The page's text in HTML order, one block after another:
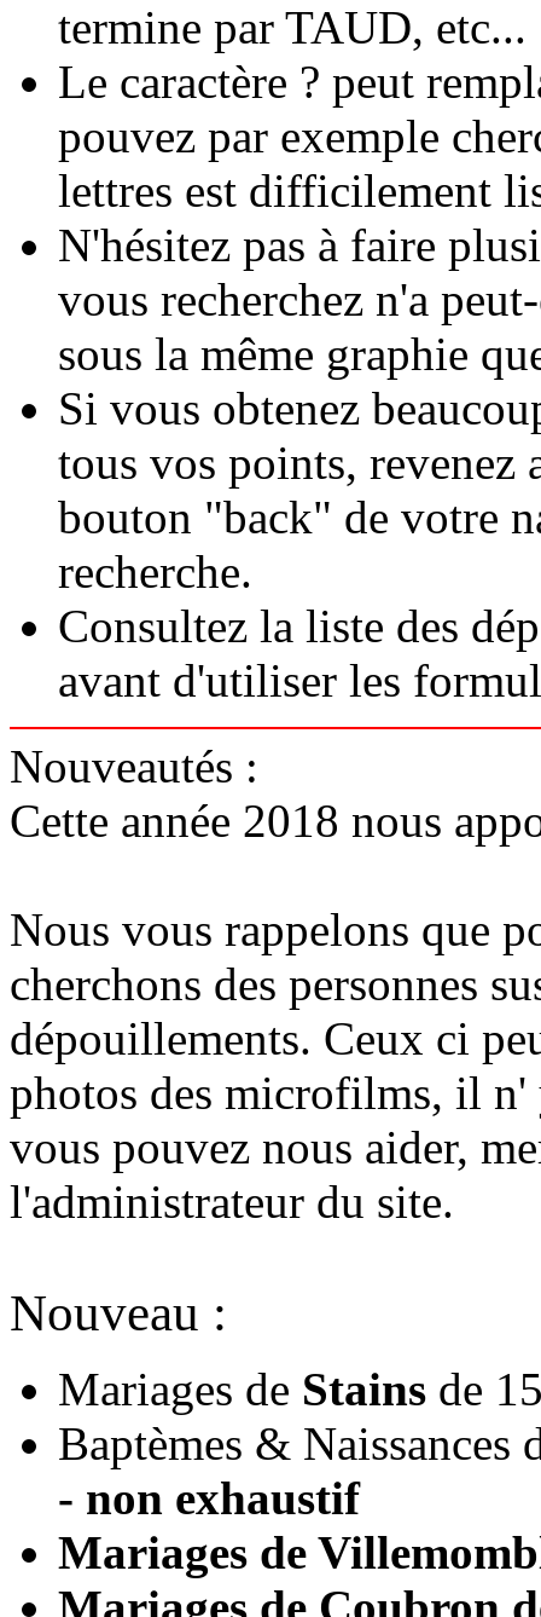
termine par TAUD, etc...
Le caractère ? peut
pouvez par exemple
lettres est difficilement
N'hésitez pas à faire
vous recherchez n'a
sous la même graphie
Si vous obtenez
tous vos points,
bouton "back" de votre
recherche.
Consultez la liste des
avant d'utiliser les
Nouveautés :
Cette année 2018 nous
Nous vous rappelons que
cherchons des personnes
dépouillements. Ceux ci
photos des microfilms, il n'
vous pouvez nous aider,
l'administrateur du site.
Nouveau :
Mariages de Stains de
Baptèmes & Naissances
- non exhaustif
Mariages de